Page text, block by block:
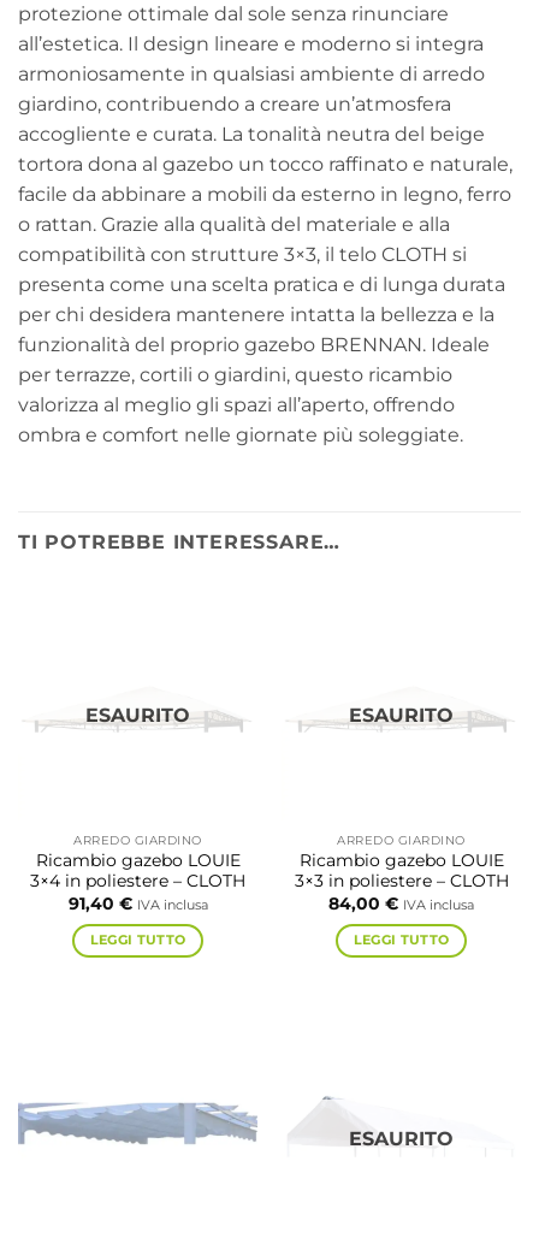
protezione ottimale dal sole senza rinunciare
all’estetica. Il design lineare e moderno si integra
armoniosamente in qualsiasi ambiente di arredo
giardino, contribuendo a creare un’atmosfera
accogliente e curata. La tonalità neutra del beige
tortora dona al gazebo un tocco raffinato e naturale,
facile da abbinare a mobili da esterno in legno, ferro
o rattan. Grazie alla qualità del materiale e alla
compatibilità con strutture 3×3, il telo CLOTH si
presenta come una scelta pratica e di lunga durata
per chi desidera mantenere intatta la bellezza e la
funzionalità del proprio gazebo BRENNAN. Ideale
per terrazze, cortili o giardini, questo ricambio
valorizza al meglio gli spazi all’aperto, offrendo
ombra e comfort nelle giornate più soleggiate.
TI POTREBBE INTERESSARE…
ESAURITO
ARREDO GIARDINO
Ricambio gazebo LOUIE
3×4 in poliestere – CLOTH
91,40 € IVA inclusa
LEGGI TUTTO
ESAURITO
ARREDO GIARDINO
Ricambio gazebo LOUIE
3×3 in poliestere – CLOTH
84,00 € IVA inclusa
LEGGI TUTTO
ESAURITO